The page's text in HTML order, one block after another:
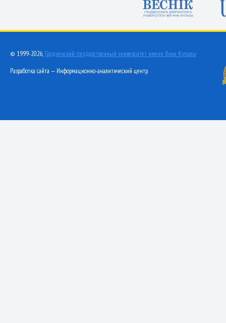
© 1999-2026, Гродненский государственный университет имени Янки Купалы
Разработка сайта — Информационно-аналитический центр